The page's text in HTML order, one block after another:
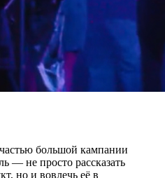
большой кампании
— не просто рассказать
но и вовлечь её в